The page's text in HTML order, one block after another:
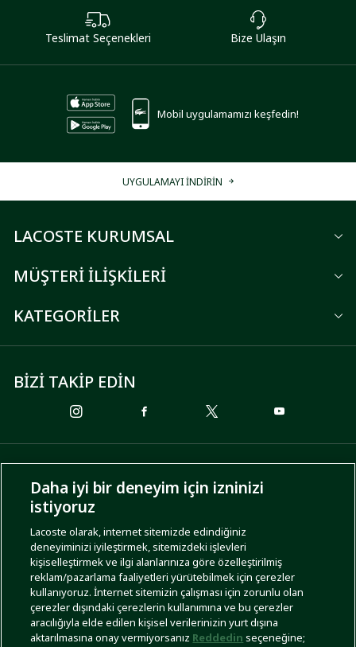
Teslimat Seçenekleri Bize Ulaşın
Mobil uygulamamızı keşfedin!
UYGULAMAYI İNDİRİN
LACOSTE KURUMSAL
MÜŞTERİ İLİŞKİLERİ
KATEGORİLER
BİZİ TAKİP EDİN
ÖDEME SEÇENEKLERİ
KARGO SEÇENEKLERİ
Daha iyi bir deneyim için izninizi
istiyoruz
Lacoste olarak, internet sitemizde edindiğiniz
deneyiminizi iyileştirmek, sitemizdeki işlevleri
kişiselleştirmek ve ilgi alanlarınıza göre özelleştirilmiş
reklam/pazarlama faaliyetleri yürütebilmek için çerezler
kullanıyoruz. İnternet sitemizin çalışması için zorunlu olan
çerezler dışındaki çerezlerin kullanımına ve bu çerezler
aracılığıyla elde edilen kişisel verilerinizin yurt dışına
aktarılmasına onay vermiyorsanız Reddedin seçeneğine;